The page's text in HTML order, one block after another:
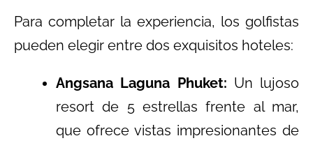
Para completar la experiencia, los golfistas
pueden elegir entre dos exquisitos hoteles:
Angsana Laguna Phuket: Un lujoso
resort de 5 estrellas frente al mar,
que ofrece vistas impresionantes de